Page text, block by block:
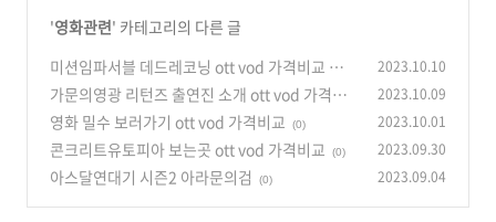
'영화관련' 카테고리의 다른 글
미션임파서블 데드레코닝 ott vod 가격비교 볼
수 있는곳 (0)
2023.10.10
가문의영광 리턴즈 출연진 소개 ott vod 가격비
교
(0)
2023.10.09
영화 밀수 보러가기 ott vod 가격비교 (0) 2023.10.01
콘크리트유토피아 보는곳 ott vod 가격비교 (0) 2023.09.30
아스달연대기 시즌2 아라문의검 (0) 2023.09.04